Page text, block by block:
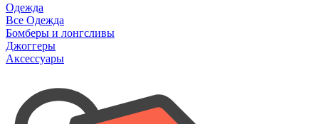
Одежда
Все Одежда
Бомберы и лонгсливы
Джоггеры
Аксессуары